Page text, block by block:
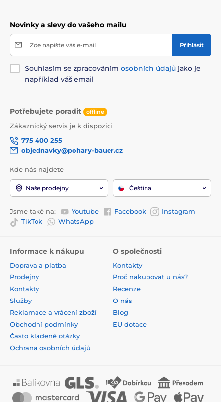
Novinky a slevy do vašeho mailu
Zde napište váš e-mail Přihlásit
Souhlasím se zpracováním osobních údajů jako je
například váš email
Potřebujete poradit offline
Zákaznický servis je k dispozici
775 400 255
objednavky@pohary-bauer.cz
Kde nás najdete
Naše prodejny Čeština
Jsme také na: Youtube Facebook
Instagram
TikTok
WhatsApp
Informace k nákupu
Doprava a platba
Prodejny
Kontakty
Služby
Reklamace a vrácení zboží
Obchodní podmínky
Často kladené otázky
Ochrana osobních údajů
O společnosti
Kontakty
Proč nakupovat u nás?
Recenze
O nás
Blog
EU dotace